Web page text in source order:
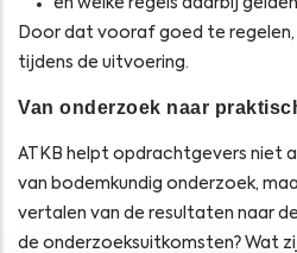
Door dat vooraf goed te regelen,
tijdens de uitvoering.
Van onderzoek naar
ATKB helpt opdrachtgevers niet
van bodemkundig onderzoek,
vertalen van de resultaten naar
de onderzoeksuitkomsten? Wat